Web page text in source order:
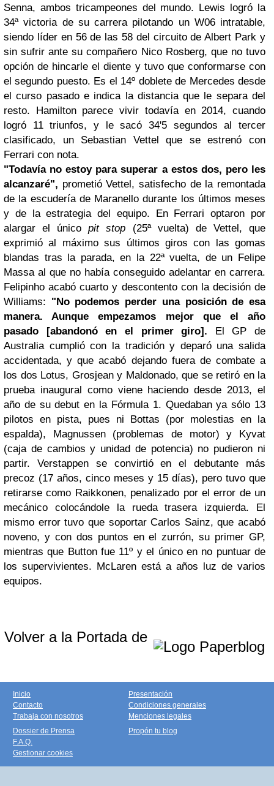
Senna, ambos tricampeones del mundo. Lewis logró la
34ª victoria de su carrera pilotando un W06 intratable,
siendo líder en 56 de las 58 del circuito de Albert Park y
sin sufrir ante su compañero Nico Rosberg, que no tuvo
opción de hincarle el diente y tuvo que conformarse con
el segundo puesto. Es el 14º doblete de Mercedes desde
el curso pasado e indica la distancia que le separa del
resto. Hamilton parece vivir todavía en 2014, cuando
logró 11 triunfos, y le sacó 34'5 segundos al tercer
clasificado, un Sebastian Vettel que se estrenó con
Ferrari con nota.
"Todavía no estoy para superar a estos dos, pero les
alcanzaré", prometió Vettel, satisfecho de la remontada
de la escudería de Maranello durante los últimos meses
y de la estrategia del equipo. En Ferrari optaron por
alargar el únicopit stop (25ª vuelta) de Vettel, que
exprimió al máximo sus últimos giros con las gomas
blandas tras la parada, en la 22ª vuelta, de un Felipe
Massa al que no había conseguido adelantar en carrera.
Felipinho acabó cuarto y descontento con la decisión de
Williams: "No podemos perder una posición de esa
manera. Aunque empezamos mejor que el año
pasado [abandonó en el primer giro]. El GP de
Australia cumplió con la tradición y deparó una salida
accidentada, y que acabó dejando fuera de combate a
los dos Lotus, Grosjean y Maldonado, que se retiró en la
prueba inaugural como viene haciendo desde 2013, el
año de su debut en la Fórmula 1. Quedaban ya sólo 13
pilotos en pista, pues ni Bottas (por molestias en la
espalda), Magnussen (problemas de motor) y Kyvat
(caja de cambios y unidad de potencia) no pudieron ni
partir. Verstappen se convirtió en el debutante más
precoz (17 años, cinco meses y 15 días), pero tuvo que
retirarse como Raikkonen, penalizado por el error de un
mecánico colocándole la rueda trasera izquierda. El
mismo error tuvo que soportar Carlos Sainz, que acabó
noveno, y con dos puntos en el zurrón, su primer GP,
mientras que Button fue 11º y el único en no puntuar de
los supervivientes. McLaren está a años luz de varios
equipos.
Volver a la Portada de
Inicio
Contacto
Trabaja con nosotros
Presentación
Condiciones generales
Menciones legales
Dossier de Prensa
F.A.Q.
Gestionar cookies
Propón tu blog